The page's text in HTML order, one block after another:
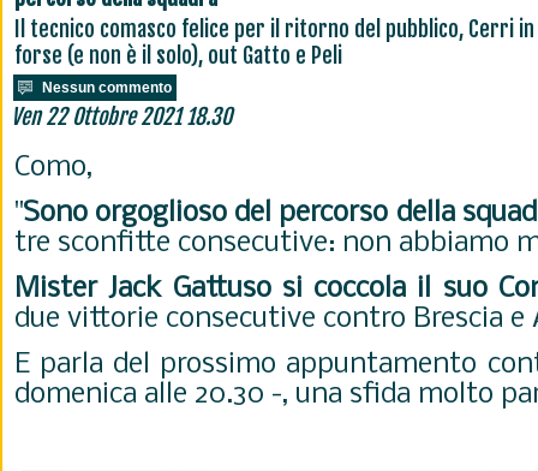
Il tecnico comasco felice per il ritorno del pubblico, Cerri in
forse (e non è il solo), out Gatto e Peli
Nessun commento
Ven 22 Ottobre 2021 18.30
Como,
"Sono orgoglioso del percorso della
tre sconfitte consecutive: non abbiamo
Mister Jack Gattuso si coccola il suo
due vittorie consecutive contro Brescia e
E parla del prossimo appuntamento
domenica alle 20.30 -, una sfida molto